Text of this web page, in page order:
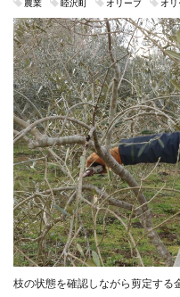
農業 睦沢町 オリーブ オ
枝の状態を確認しながら剪定する